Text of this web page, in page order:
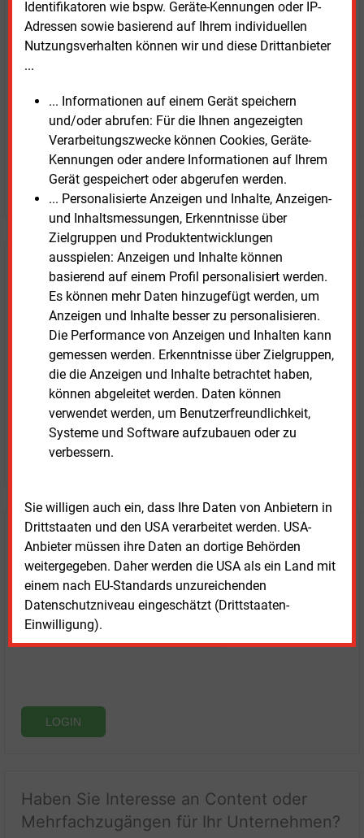
Identifikatoren wie bspw. Geräte-Kennungen oder IP-
Adressen sowie basierend auf Ihrem individuellen
Nutzungsverhalten können wir und diese Drittanbieter
...
... Informationen auf einem Gerät speichern
und/oder abrufen: Für die Ihnen angezeigten
Verarbeitungszwecke können Cookies, Geräte-
Kennungen oder andere Informationen auf Ihrem
Gerät gespeichert oder abgerufen werden.
... Personalisierte Anzeigen und Inhalte, Anzeigen-
und Inhaltsmessungen, Erkenntnisse über
Zielgruppen und Produktentwicklungen
ausspielen: Anzeigen und Inhalte können
basierend auf einem Profil personalisiert werden.
Es können mehr Daten hinzugefügt werden, um
Anzeigen und Inhalte besser zu personalisieren.
Die Performance von Anzeigen und Inhalten kann
gemessen werden. Erkenntnisse über Zielgruppen,
die die Anzeigen und Inhalte betrachtet haben,
können abgeleitet werden. Daten können
verwendet werden, um Benutzerfreundlichkeit,
Systeme und Software aufzubauen oder zu
verbessern.
Sie willigen auch ein, dass Ihre Daten von Anbietern in
Drittstaaten und den USA verarbeitet werden. USA-
Anbieter müssen ihre Daten an dortige Behörden
weitergegeben. Daher werden die USA als ein Land mit
einem nach EU-Standards unzureichenden
Datenschutzniveau eingeschätzt (Drittstaaten-
Einwilligung).
erhalten Sie sofort diesen redaktionellen Beitrag für
JETZT ARTIKEL KAUFEN
Testen Sie E&M
kostenlos und
unverbindlich
Zwei Wochen kostenfreier Zugang
Zugang auf stündlich aktualisierte Nachrichten mit
Prognose- und Marktdaten
+ einmal täglich E&M daily
+ zwei Ausgaben der Zeitung E&M
ohne automatische Verlängerung
JETZT KOSTENLOS TESTEN
Login für Kunden
LOGIN
Haben Sie Interesse an Content oder
Mehrfachzugängen für Ihr Unternehmen?